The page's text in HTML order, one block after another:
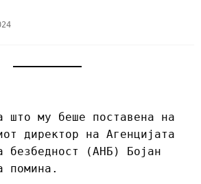
што му беше поставена на
директор на Агенцијата
безбедност (АНБ) Бојан
помина.